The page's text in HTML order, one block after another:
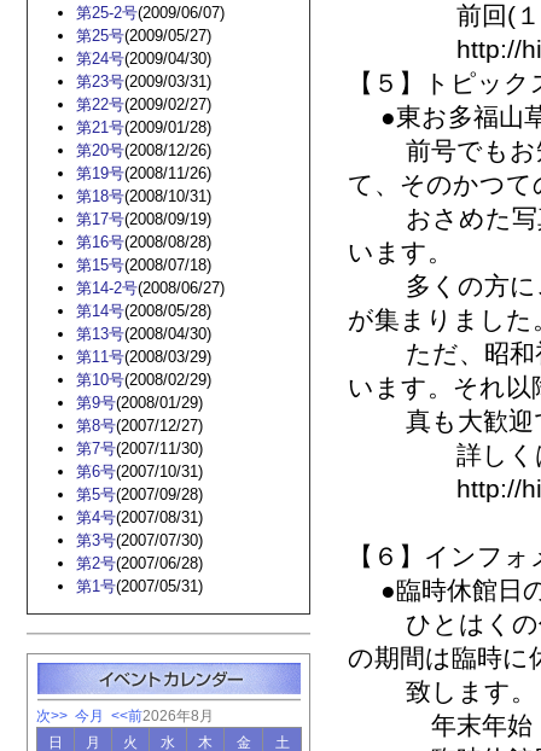
第25-2号(2009/06/07)
第25号(2009/05/27)
第24号(2009/04/30)
第23号(2009/03/31)
第22号(2009/02/27)
第21号(2009/01/28)
第20号(2008/12/26)
第19号(2008/11/26)
第18号(2008/10/31)
第17号(2008/09/19)
第16号(2008/08/28)
第15号(2008/07/18)
第14-2号(2008/06/27)
第14号(2008/05/28)
第13号(2008/04/30)
第11号(2008/03/29)
第10号(2008/02/29)
第9号(2008/01/29)
第8号(2007/12/27)
第7号(2007/11/30)
第6号(2007/10/31)
第5号(2007/09/28)
第4号(2007/08/31)
第3号(2007/07/30)
第2号(2007/06/28)
第1号(2007/05/31)
次>> 今月 <<前2026年8月
日
月 火 水 木 金 土
前回(１０月
http://
【５】トピック
●東お多福山
前号でもお知
て、そのかつて
おさめた写真
います。
多くの方にご
が集まりました
ただ、昭和初
います。それ以
真も大歓迎で
詳しくは
http://
【６】インフ
●臨時休館日
ひとはくの休
の期間は臨時に
致します。
年末年始 （